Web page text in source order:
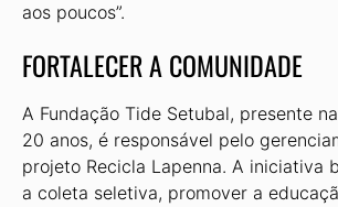
aos poucos”.
FORTALECER A COMUNIDADE
A Fundação Tide Setubal, presente
20 anos, é responsável pelo
projeto Recicla Lapenna. A iniciativa
a coleta seletiva, promover a